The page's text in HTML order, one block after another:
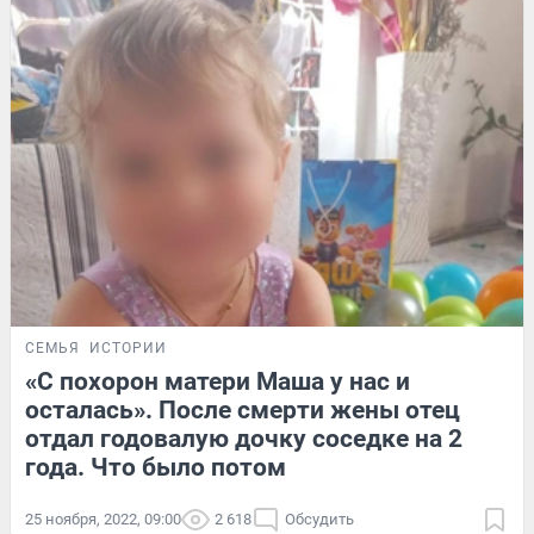
СЕМЬЯ ИСТОРИИ
«С похорон матери Маша у нас и
осталась». После смерти жены отец
отдал годовалую дочку соседке на 2
года. Что было потом
25 ноября, 2022, 09:00 2 618 Обсудить